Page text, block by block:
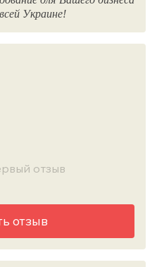
Украине!
отзыв
отзыв